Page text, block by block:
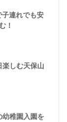
連れでも安
！
楽しむ天保山
幼稚園入園を